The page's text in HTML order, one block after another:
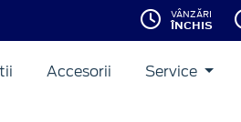
VÂNZĂRI
ÎNCHIS
Accesorii Service